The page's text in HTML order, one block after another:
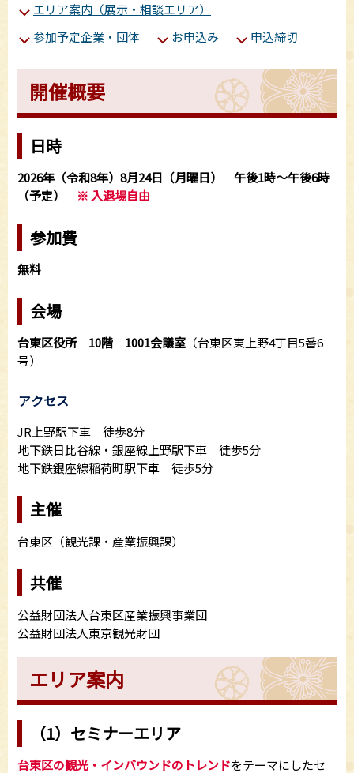
エリア案内（展示・相談エリア）
参加予定企業・団体
お申込み 申込締切
開催概要
日時
2026年（令和8年）8月24日（月曜日） 午後1時～午後6時
（予定） ※ 入退場自由
参加費
無料
会場
台東区役所 10階 1001会議室 （台東区東上野4丁目5番6
号）
アクセス
JR上野駅下車 徒歩8分
地下鉄日比谷線・銀座線上野駅下車 徒歩5分
地下鉄銀座線稲荷町駅下車 徒歩5分
主催
台東区（観光課・産業振興課）
共催
公益財団法人台東区産業振興事業団
公益財団法人東京観光財団
エリア案内
（1）セミナーエリア
台東区の観光・インバウンドのトレンドをテーマにしたセ